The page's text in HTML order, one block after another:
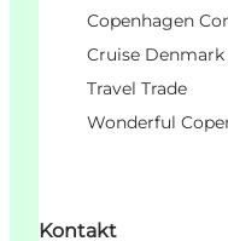
Copenhagen
Cruise
Travel Trade
Wonderful
Kontakt